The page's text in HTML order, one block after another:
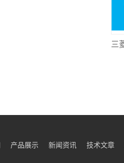
产品展示 新闻资讯 技术文章